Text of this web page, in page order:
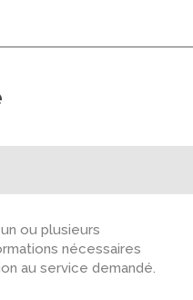
ou plusieurs
nécessaires
au service demandé.